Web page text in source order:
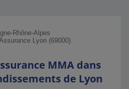
Rhône-Alpes
Lyon (69000)
MMA dans
de Lyon